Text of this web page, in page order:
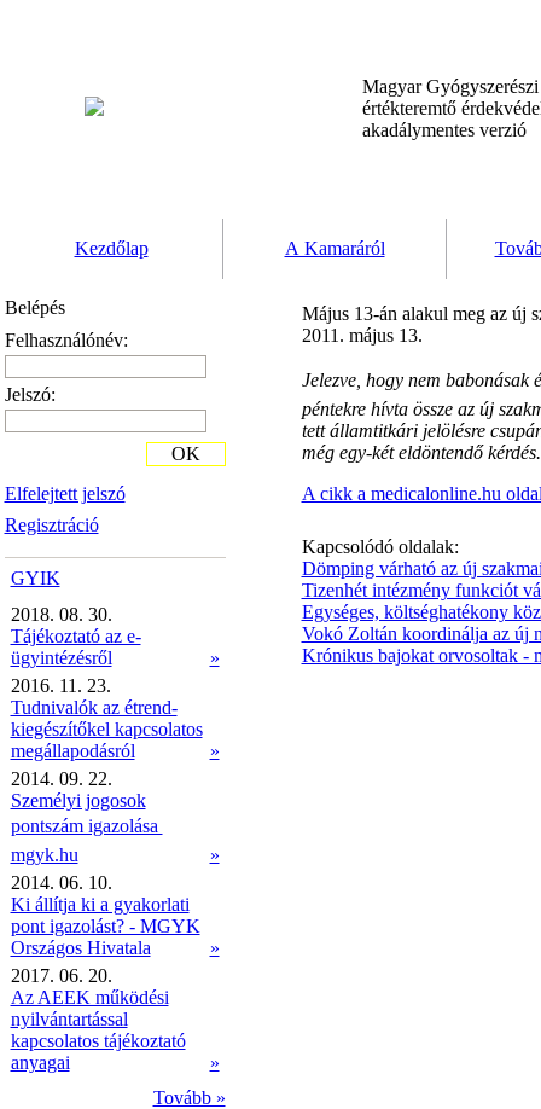
Magyar
értékteremtő
akadálymentes verzió
Kezdőlap A Kamaráról
Belépés
Felhasználónév:
Jelszó:
Elfelejtett jelszó
Regisztráció
OK
GYIK
2018. 08. 30.
Tájékoztató az e-
ügyintézésről
»
2016. 11. 23.
Tudnivalók az étrend-
kiegészítőkel kapcsolatos
megállapodásról
»
2014. 09. 22.
Személyi jogosok
pontszám igazolása 
mgyk.hu
»
2014. 06. 10.
Ki állítja ki a gyakorlati
pont igazolást? - MGYK
Országos Hivatala
»
2017. 06. 20.
Az AEEK működési
nyilvántartással
kapcsolatos tájékoztató
anyagai
»
Tovább »
Május 13-án alakul meg az új
2011. május 13.
Jelezve, hogy nem
péntekre hívta össze az új
tett államtitkári jelölésre
még egy-két eldöntendő kérdés.
A cikk a medicalonline.hu
Kapcsolódó oldalak:
Dömping várható az új
Tizenhét intézmény funkciót
Egységes, költséghatékony
Vokó Zoltán koordinálja az új
Krónikus bajokat orvosoltak -